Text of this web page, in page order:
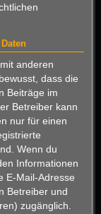
anderen
dass die
Beiträge im
Betreiber kann
nur für einen
Wenn du
Informationen
E-Mail-Adresse
Betreiber und
zugänglich.